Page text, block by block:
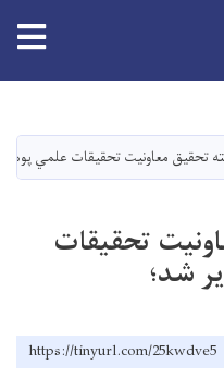
تحقیق معاونیت تحقیقات علمي
تحقیقات
شد؛
https://tinyurl.com/25kwdve5